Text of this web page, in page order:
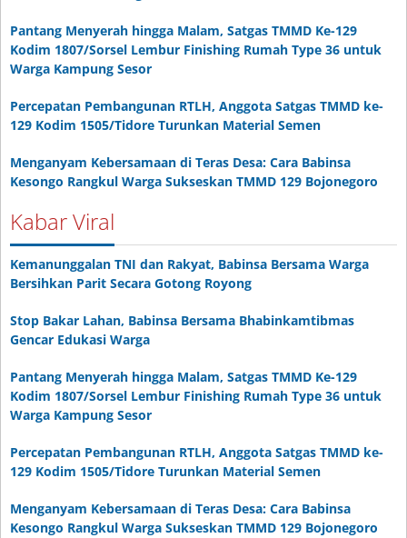
Pantang Menyerah hingga Malam, Satgas TMMD Ke-129
Kodim 1807/Sorsel Lembur Finishing Rumah Type 36 untuk
Warga Kampung Sesor
Percepatan Pembangunan RTLH, Anggota Satgas TMMD ke-
129 Kodim 1505/Tidore Turunkan Material Semen
Menganyam Kebersamaan di Teras Desa: Cara Babinsa
Kesongo Rangkul Warga Sukseskan TMMD 129 Bojonegoro
Kabar Viral
Kemanunggalan TNI dan Rakyat, Babinsa Bersama Warga
Bersihkan Parit Secara Gotong Royong
Stop Bakar Lahan, Babinsa Bersama Bhabinkamtibmas
Gencar Edukasi Warga
Pantang Menyerah hingga Malam, Satgas TMMD Ke-129
Kodim 1807/Sorsel Lembur Finishing Rumah Type 36 untuk
Warga Kampung Sesor
Percepatan Pembangunan RTLH, Anggota Satgas TMMD ke-
129 Kodim 1505/Tidore Turunkan Material Semen
Menganyam Kebersamaan di Teras Desa: Cara Babinsa
Kesongo Rangkul Warga Sukseskan TMMD 129 Bojonegoro